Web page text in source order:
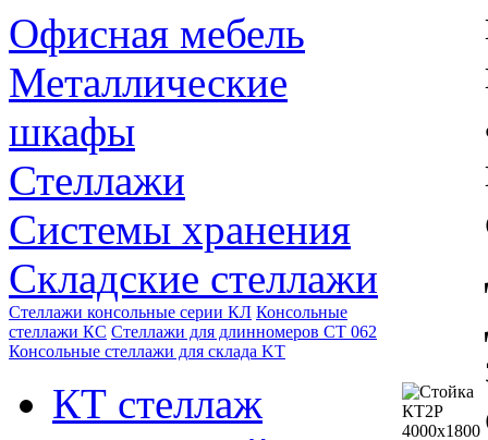
Офисная мебель
Металлические
шкафы
Стеллажи
Системы хранения
Складские стеллажи
Стеллажи консольные серии КЛ Консольные
стеллажи КС Стеллажи для длинномеров СТ 062
Консольные стеллажи для склада KT
КТ стеллаж